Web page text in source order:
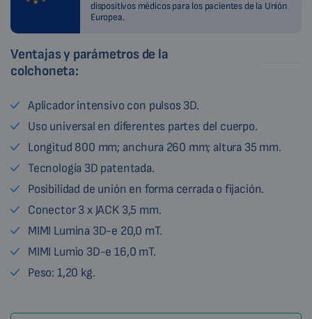
dispositivos médicos para los pacientes de la Unión
Europea.
Ventajas y parámetros de la
colchoneta:
Aplicador intensivo con pulsos 3D.
Uso universal en diferentes partes del cuerpo.
Longitud 800 mm; anchura 260 mm; altura 35 mm.
Tecnología 3D patentada.
Posibilidad de unión en forma cerrada o fijación.
Conector 3 x JACK 3,5 mm.
MIMI Lumina 3D-e 20,0 mT.
MIMI Lumio 3D-e 16,0 mT.
Peso: 1,20 kg.